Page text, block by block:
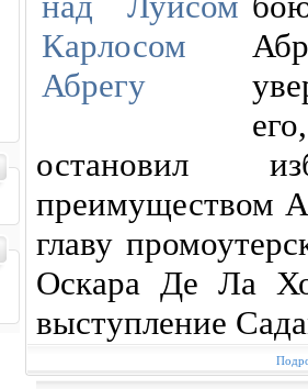
остановил
преимуществом
главу
Оскара Де Ла
выступление